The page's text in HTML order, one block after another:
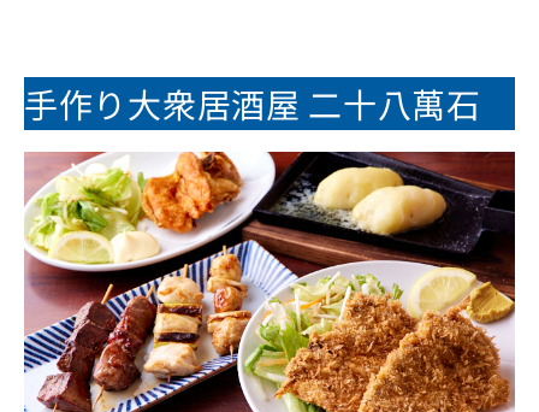
手作り大衆居酒屋 二十八萬石